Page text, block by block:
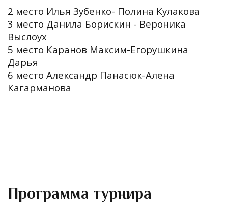
2 место Илья Зубенко- Полина Кулакова
3 место Данила Борискин - Вероника
Выслоух
5 место Каранов Максим-Егорушкина
Дарья
6 место Александр Панасюк-Алена
Кагарманова
Программа турнира